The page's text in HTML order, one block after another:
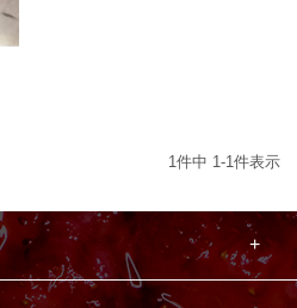
1 件中 1 -1 件表示